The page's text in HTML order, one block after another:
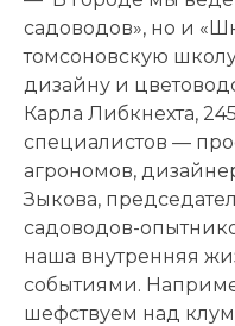
садоводов», но и
томсоновскую
дизайну и
Карла Либкнехта,
специалистов —
агрономов,
Зыкова,
садоводов-
наша внутренняя
событиями.
шефствуем над